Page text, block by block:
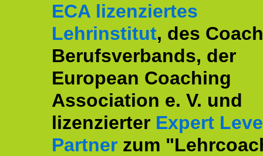
ECA lizenziertes
Lehrinstitut, des
Berufsverbands, der
European Coaching
Association e. V. und
lizenzierter Expert
Partner zum